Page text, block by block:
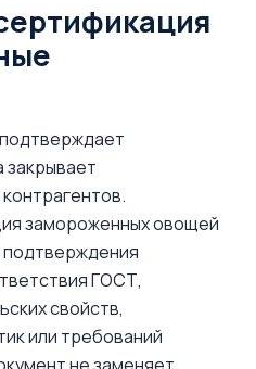
закрывает
замороженных овощей
ГОСТ,
свойств,
или требований